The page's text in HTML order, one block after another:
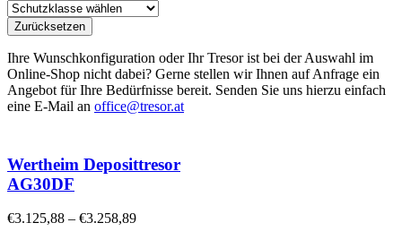
Zurücksetzen
Ihre Wunschkonfiguration oder Ihr Tresor ist bei der Auswahl im
Online-Shop nicht dabei? Gerne stellen wir Ihnen auf Anfrage ein
Angebot für Ihre Bedürfnisse bereit. Senden Sie uns hierzu einfach
eine E-Mail an office@tresor.at
Wertheim Deposittresor
AG30DF
€3.125,88 – €3.258,89